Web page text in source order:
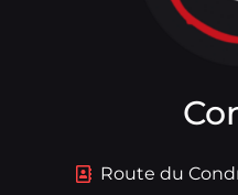
Route du